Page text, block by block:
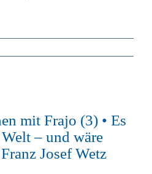
mit Frajo (3) • Es
– und wäre
Josef Wetz